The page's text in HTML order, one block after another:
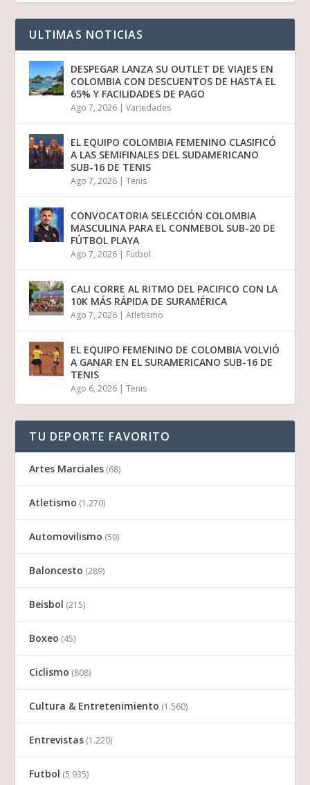
ULTIMAS NOTICIAS
DESPEGAR LANZA SU OUTLET DE VIAJES EN
COLOMBIA CON DESCUENTOS DE HASTA EL
65% Y FACILIDADES DE PAGO
Ago 7, 2026 |Variedades
EL EQUIPO COLOMBIA FEMENINO CLASIFICÓ
A LAS SEMIFINALES DEL SUDAMERICANO
SUB-16 DE TENIS
Ago 7, 2026 |Tenis
CONVOCATORIA SELECCIÓN COLOMBIA
MASCULINA PARA EL CONMEBOL SUB-20 DE
FÚTBOL PLAYA
Ago 7, 2026 | Futbol
CALI CORRE AL RITMO DEL PACIFICO CON LA
10K MÁS RÁPIDA DE SURAMÉRICA
Ago 7, 2026 |Atletismo
EL EQUIPO FEMENINO DE COLOMBIA VOLVIÓ
A GANAR EN EL SURAMERICANO SUB-16 DE
TENIS
Ago 6, 2026 |Tenis
TU DEPORTE FAVORITO
Artes Marciales (68)
Atletismo (1.270)
Automovilismo (50)
Baloncesto (289)
Beisbol (215)
Boxeo (45)
Ciclismo (808)
Cultura & Entretenimiento (1.560)
Entrevistas (1.220)
Futbol (5.935)